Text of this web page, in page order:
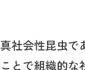
真社会性昆虫で
ことで組織的